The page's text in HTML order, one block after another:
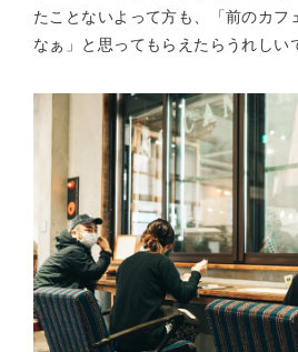
たことないよって方も、「前のカフ
なぁ」と思ってもらえたらうれしい